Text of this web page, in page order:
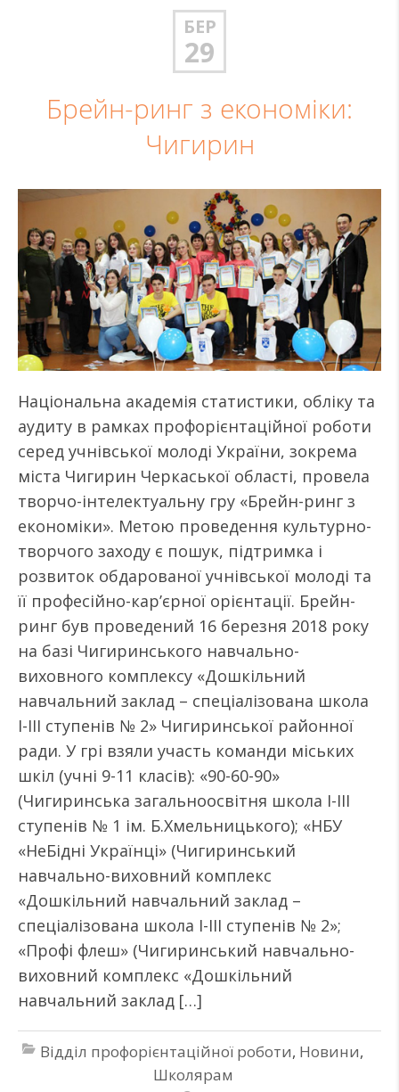
БЕР
29
Брейн-ринг з економіки:
Чигирин
Національна академія статистики, обліку та
аудиту в рамках профорієнтаційної роботи
серед учнівської молоді України, зокрема
міста Чигирин Черкаської області, провела
творчо-інтелектуальну гру «Брейн-ринг з
економіки». Метою проведення культурно-
творчого заходу є пошук, підтримка і
розвиток обдарованої учнівської молоді та
її професійно-кар’єрної орієнтації. Брейн-
ринг був проведений 16 березня 2018 року
на базі Чигиринського навчально-
виховного комплексу «Дошкільний
навчальний заклад – спеціалізована школа
І-ІІІ ступенів № 2» Чигиринської районної
ради. У грі взяли участь команди міських
шкіл (учні 9-11 класів): «90-60-90»
(Чигиринська загальноосвітня школа І-ІІІ
ступенів № 1 ім. Б.Хмельницького); «НБУ
«НеБідні Українці» (Чигиринський
навчально-виховний комплекс
«Дошкільний навчальний заклад –
спеціалізована школа І-ІІІ ступенів № 2»;
«Профі флеш» (Чигиринський навчально-
виховний комплекс «Дошкільний
навчальний заклад […]
Відділ профорієнтаційної роботи, Новини,
Школярам